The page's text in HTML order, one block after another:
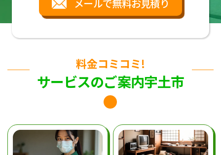
メールで無料お見積り
料金コミコミ!
サービスのご案内宇土市